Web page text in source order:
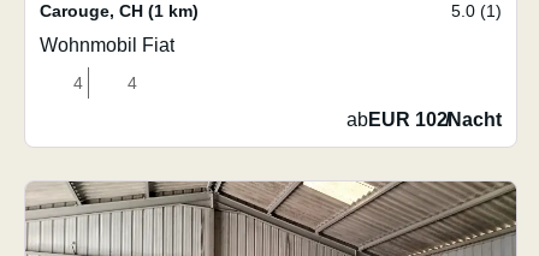
Carouge, CH (1 km) 5.0 (1)
Wohnmobil Fiat
4 4
abEUR 102/Nacht